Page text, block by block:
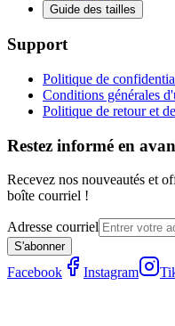
Guide des tailles
Support
Politique de
Conditions générales
Politique de retour et
Restez informé en
Recevez nos nouveautés et
boîte courriel !
Adresse courriel
S'abonner
Facebook Instagram